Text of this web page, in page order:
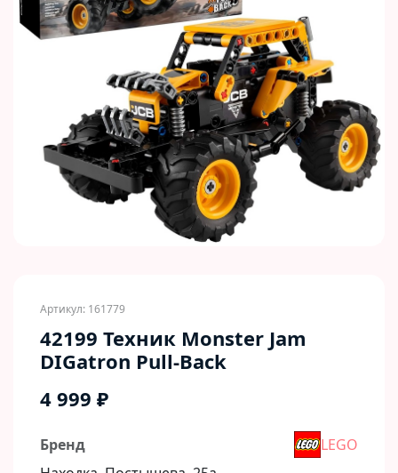
Артикул: 161779
42199 Техник Monster Jam
DIGatron Pull-Back
4 999 ₽
Бренд
LEGO